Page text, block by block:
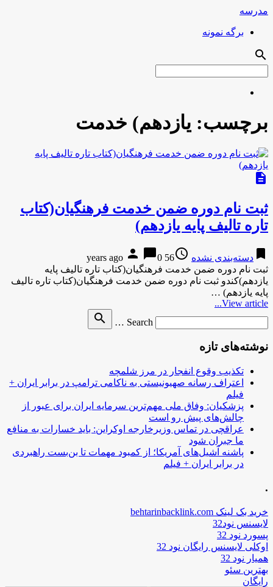
مدرسه
برگه نمونه
search
برچسب: یازدهم) خدمت
description
ثبت نام دوره ضمن خدمت فرهنگیان(کتاب
تاره تالیف پایه یازدهم)
bookmark دسته‌بندی نشده access_time
56 years ago
person chat_bubble0
ثبت نام دوره ضمن خدمت فرهنگیان(کتاب تاره تالیف پایه
یازدهم)کندو ثبت نام دوره ضمن خدمت فرهنگیان(کتاب تاره تالیف
پایه یازدهم) …
View article...
Search …
search
نوشته‌های تازه
تکذیب وقوع انفجار در مرز شلمچه
اعتراف رسانه صهیونیستی به ناکامی ترامپ در برابر ایران +
فیلم
پزشکیان: وفاق ملی مهم‌ترین سرمایه ایران برای عبور از
چالش‌های پیش رو است
عراقچی در تماس وزیرخارجه اوکراین: باید خسارات به منافع
ما جبران شود
پاشنه آشیل‌های آمریکا؛ از کمبود مهمات تا بن‌بست راهبردی
در برابر ایران + فیلم
.
خرید بک لینک behtarinbacklink.com
لایسنس نود32
پسورد نود 32
اوکلی لایسنس رایگان نود 32
همیار نود 32
بهترین سئو
رایگان